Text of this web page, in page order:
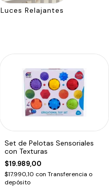
Luces Relajantes
Set de Pelotas Sensoriales
con Texturas
$19.989,00
$17.990,10 con Transferencia o
depósito